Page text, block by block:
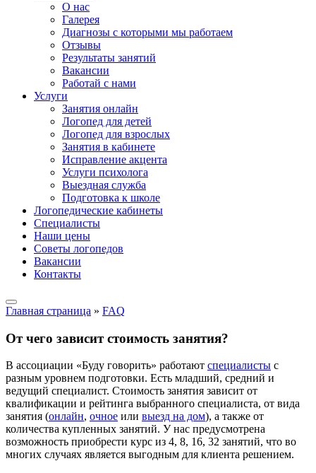
О нас
Галерея
Диагнозы с которыми мы работаем
Отзывы
Результаты занятий
Вакансии
Работай с нами
Услуги
Занятия онлайн
Логопед для детей
Логопед для взрослых
Занятия в кабинете
Исправление акцента
Услуги психолога
Выездная служба
Подготовка к школе
Логопедические кабинеты
Специалисты
Наши цены
Советы логопедов
Вакансии
Контакты
Главная страница » FAQ
От чего зависит стоимость занятия?
В ассоциации «Буду говорить» работают специалисты с
разным уровнем подготовки. Есть младший, средний и
ведущий специалист. Стоимость занятия зависит от
квалификации и рейтинга выбранного специалиста, от вида
занятия (онлайн, очное или выезд на дом), а также от
количества купленных занятий. У нас предусмотрена
возможность приобрести курс из 4, 8, 16, 32 занятий, что во
многих случаях является выгодным для клиента решением.